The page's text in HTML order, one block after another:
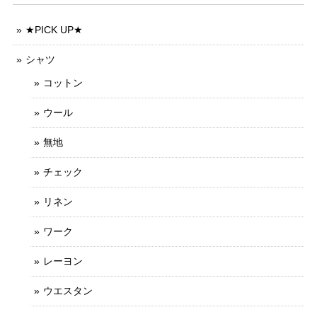
★PICK UP★
シャツ
コットン
ウール
無地
チェック
リネン
ワーク
レーヨン
ウエスタン